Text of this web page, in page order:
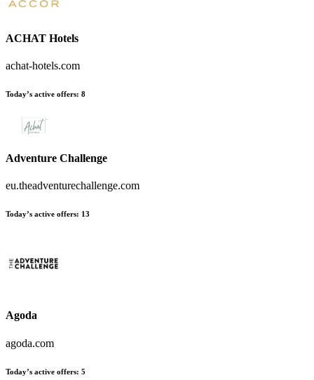
ACHAT Hotels
achat-hotels.com
Today’s active offers: 8
Adventure Challenge
eu.theadventurechallenge.com
Today’s active offers: 13
Agoda
agoda.com
Today’s active offers: 5